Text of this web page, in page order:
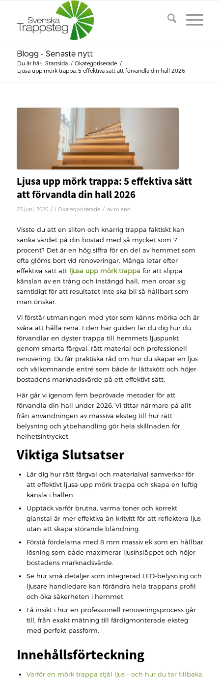
Blogg - Senaste nytt
Du är här: Startsida / Okategoriserade /
Ljusa upp mörk trappa: 5 effektiva sätt att förvandla din hall 2026
Ljusa upp mörk trappa: 5 effektiva sätt
att förvandla din hall 2026
23 juni, 2026 / i Okategoriserade / av roland
Visste du att en sliten och knarrig trappa faktiskt kan
sänka värdet på din bostad med så mycket som 7
procent? Det är en hög siffra för en del av hemmet som
ofta glöms bort vid renoveringar. Många letar efter
effektiva sätt att ljusa upp mörk trappa för att slippa
känslan av en trång och instängd hall, men oroar sig
samtidigt för att resultatet inte ska bli så hållbart som
man önskar.
Vi förstår utmaningen med ytor som känns mörka och är
svåra att hålla rena. I den här guiden lär du dig hur du
förvandlar en dyster trappa till hemmets ljuspunkt
genom smarta färgval, rätt material och professionell
renovering. Du får praktiska råd om hur du skapar en ljus
och välkomnande entré som både är lättskött och höjer
bostadens marknadsvärde på ett effektivt sätt.
Här går vi igenom fem beprövade metoder för att
förvandla din hall under 2026. Vi tittar närmare på allt
från användningen av massiva eksteg till hur rätt
belysning och ytbehandling gör hela skillnaden för
helhetsintrycket.
Viktiga Slutsatser
Lär dig hur rätt färgval och materialval samverkar för
att effektivt ljusa upp mörk trappa och skapa en luftig
känsla i hallen.
Upptäck varför brutna, varma toner och korrekt
glanstal är mer effektiva än kritvitt för att reflektera ljus
utan att skapa störande bländning.
Förstå fördelarna med 8 mm massiv ek som en hållbar
lösning som både maximerar ljusinsläppet och höjer
bostadens marknadsvärde.
Se hur små detaljer som integrerad LED-belysning och
ljusare handledare kan förändra hela trappans profil
och öka säkerheten i hemmet.
Få insikt i hur en professionell renoveringsprocess går
till, från exakt mätning till färdigmonterade eksteg
med perfekt passform.
Innehållsförteckning
Varför en mörk trappa stjäl ljus – och hur du tar tillbaka